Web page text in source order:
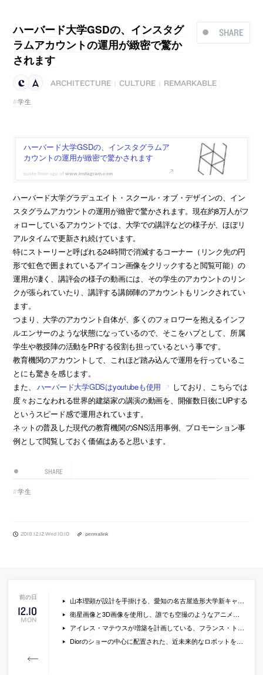
SHARE
ハーバード大学GSDの、インスタグ
ラムアカウントの運用が緻密で驚か
されます
ARCHITECTURE CULTURE
REMARKABLE
学生
ハーバード大学GSDの、インスタグラムア
カウントの運用が緻密で驚かされます
www.instagram.com
ハーバード大学グラデュエイト・スクール・オブ・デザインの、イン
スタグラムアカウントの運用が緻密で驚かされます。現在約8万人がフ
ォローしているアカウントでは、大学での講評などの様子が、ほぼリ
アルタイムで更新され続けています。
特にストーリーと呼ばれる24時間で消滅するコーナー（リンク先の円
形で虹色で囲まれているアイコン画像をクリックすると閲覧可能）の
運用が凄く、講評会の様子の動画には、その学生のアカウントのリン
クが張られていたり、講評する講師陣のアカウントもリンクされてい
ます。
つまり、大学のアカウント自体が、多くのフォロワーを抱えるインフ
ルエンサーのような状態になっているので、そこをハブとして、所属
学生や教授陣の活動をPRする役割も担っているという事です。
教育機関のアカウントして、これほど踏み込んで運用を行っているこ
とにも驚きを感じます。
また、
ハーバード大学GDSはyoutubeも使用
しており、こちらでは
度々おこなわれる世界的建築家の講演の動画を、開催数日後にUPする
というスピード感で運用されています。
ネットの普及した現代の教育機関のSNS活用事例、プロモーション事
例として閲覧しておく価値はあると思います。
SHARE
学生
2018.12.12 Wed 10:10 permalink
12.10
MON
山本理顕が設計を手掛ける、愛知の名古屋造形大学新キャンパスの画像とコンセプト
衛星画像と3D画像を使用し、誰でも空撮のようなアニメ動画が作成できるツール「Google Earth Studio」が公開
アイレス・マテウスが増築を計画している、フランス・トゥールーズの「オーギュスタン美術館」の画像
Diorのショーの中心に配置された、近未来的なロボットをデザインした空山基へのインタビューと、メイキングの様子を収録した動画